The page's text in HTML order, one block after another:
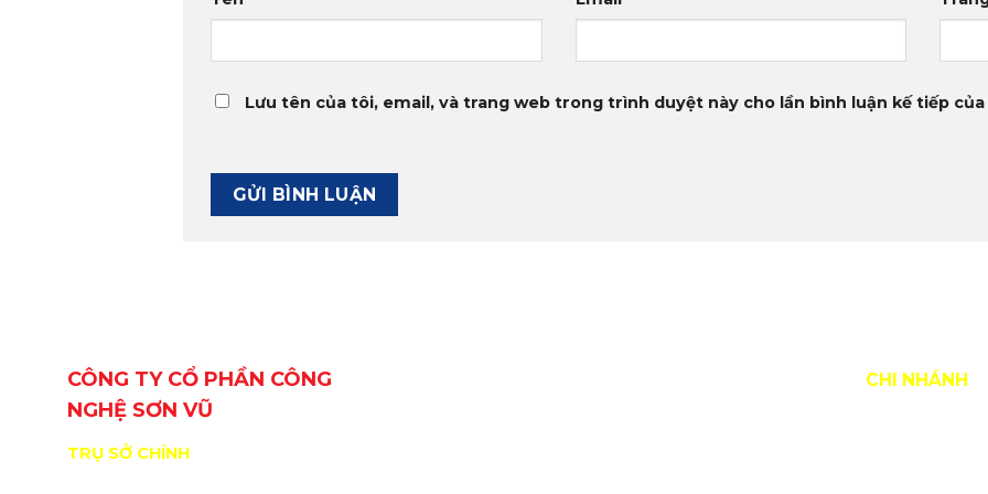
Lưu tên của tôi, email, và trang web trong trình duyệt này cho lần bình luận kế tiếp
CÔNG TY CỔ PHẦN CÔNG
NGHỆ SƠN VŨ
TRỤ SỞ CHÍNH
CHI NHÁNH